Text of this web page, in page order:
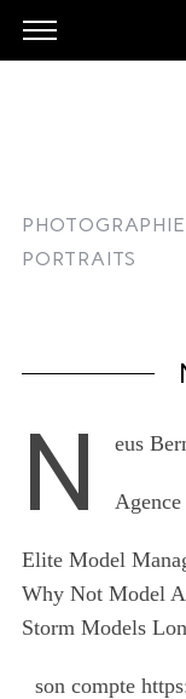
PORTRAITS
N eus
Agence
Elite Model
Why Not Model
Storm Models
son compte